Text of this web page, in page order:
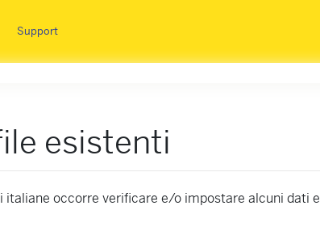
Support
esistenti
occorre verificare e/o impostare alcuni dati e